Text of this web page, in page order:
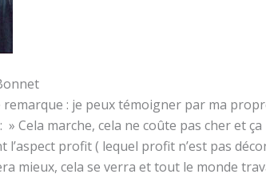
: je peux témoigner par ma
» Cela marche, cela ne coûte pas cher et
l’aspect profit ( lequel profit n’est pas
mieux, cela se verra et tout le monde